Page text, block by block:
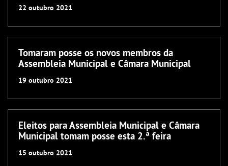
22 outubro 2021
Tomaram posse os novos membros da
Assembleia Municipal e Câmara Municipal
19 outubro 2021
Eleitos para Assembleia Municipal e Câmara
Municipal tomam posse esta 2.ª feira
15 outubro 2021